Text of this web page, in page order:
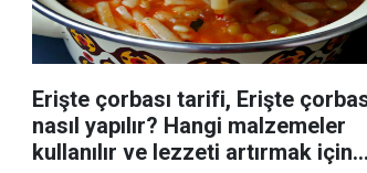
Erişte çorbası tarifi, Erişte
nasıl yapılır? Hangi malzemeler
kullanılır ve lezzeti artırmak için